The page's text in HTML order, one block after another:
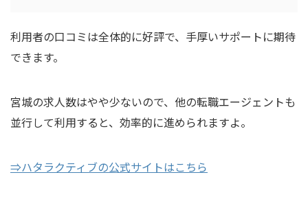
利用者の口コミは全体的に好評で、手厚いサポートに期待
できます。
宮城の求人数はやや少ないので、他の転職エージェントも
並行して利用すると、効率的に進められますよ。
⇒ハタラクティブの公式サイトはこちら